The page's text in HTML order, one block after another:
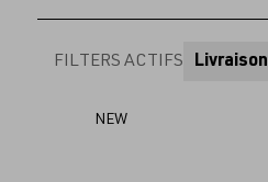
FILTERS ACTIFS Livraison
NEW